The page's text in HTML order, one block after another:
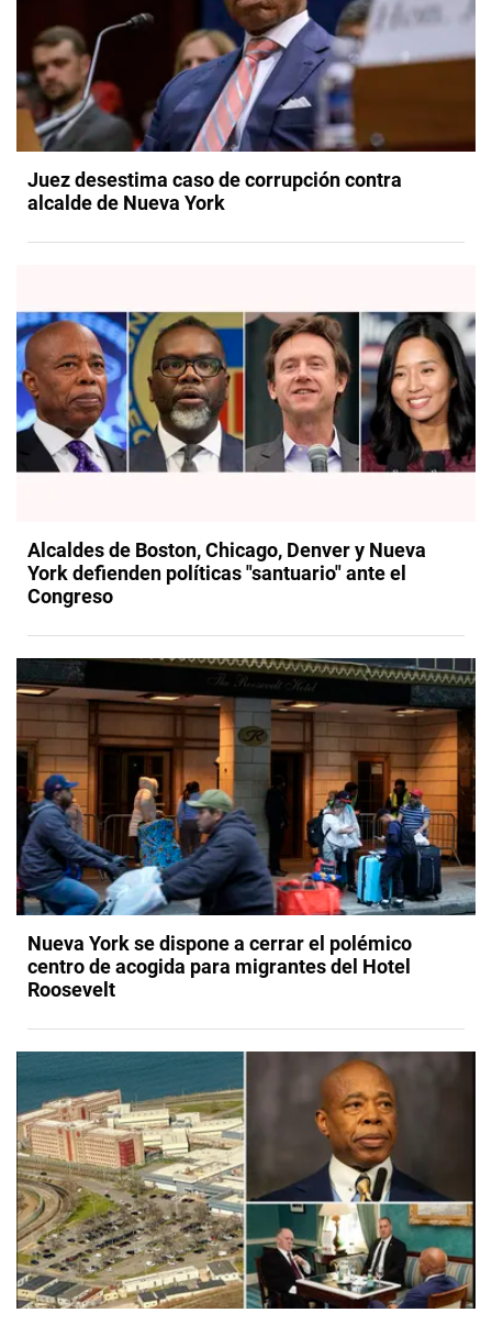
Juez desestima caso de corrupción contra
alcalde de Nueva York
Alcaldes de Boston, Chicago, Denver y Nueva
York defienden políticas "santuario" ante el
Congreso
Nueva York se dispone a cerrar el polémico
centro de acogida para migrantes del Hotel
Roosevelt